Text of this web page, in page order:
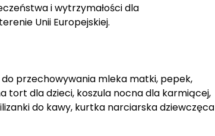
i wytrzymałości dla
Unii Europejskiej.
do przechowywania mleka matki, pepek,
tort dla dzieci, koszula nocna dla karmiącej,
do kawy, kurtka narciarska dziewczęca